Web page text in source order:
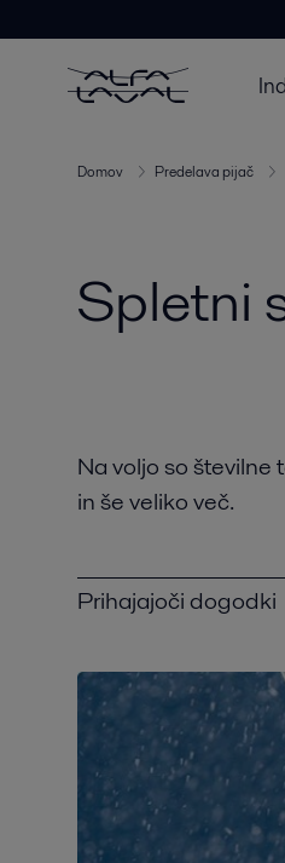
Domov Predelava pijač
Spletni
Na voljo so
in še veliko več.
Prihajajoči dogodki